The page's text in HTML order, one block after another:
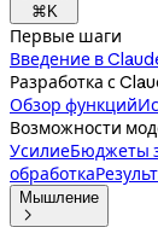
⌘K
Первые шаги
Введение в
Разработка с
Обзор функций
Возможности
УсилиеБюджеты
обработка
Мышление
